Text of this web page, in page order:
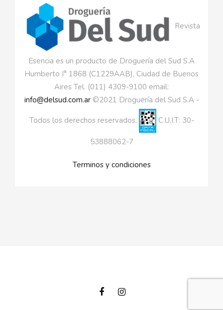
Revista
Esencia es un producto de Droguería del Sud S.A
Humberto I° 1868 (C1229AAB), Ciudad de Buenos
Aires Tel. (011) 4309-9100 email:
info@delsud.com.ar©2021 Droguería del Sud S.A -
Todos los derechos reservados. C.U.I.T: 30-
53888062-7
Terminos y condiciones